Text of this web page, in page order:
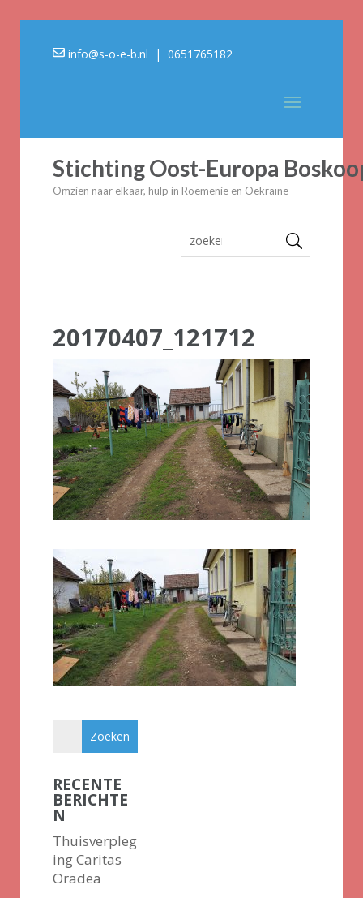
info@s-o-e-b.nl | 0651765182
Stichting Oost-Europa
Omzien naar elkaar, hulp in Roemenië en Oekraïne
20170407_121712
RECENTE
BERICHTE
N
Thuisverpleg
ing Caritas
Oradea